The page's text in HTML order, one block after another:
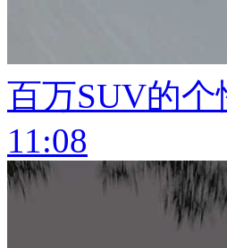
百万SUV的
11:08